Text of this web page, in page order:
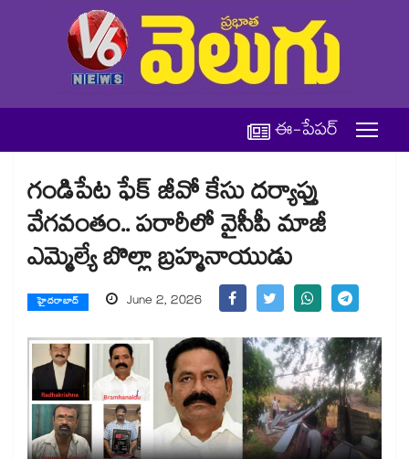
ఈ-పేపర్
గండిపేట ఫేక్ జీవో కేసు దర్యాప్తు
వేగవంతం.. పరారీలో వైసీపీ మాజీ
ఎమ్మెల్యే బొల్లా బ్రహ్మనాయుడు
హైదరాబాద్ June 2, 2026